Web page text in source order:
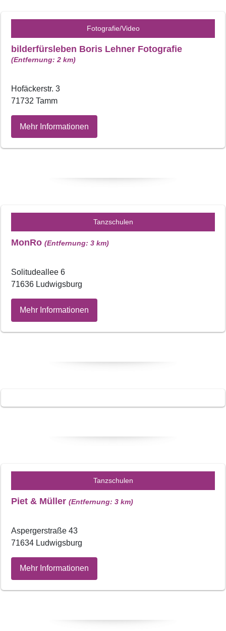
Fotografie/Video
bilderfürsleben Boris Lehner Fotografie
(Entfernung: 2 km)
Hofäckerstr. 3
71732 Tamm
Mehr Informationen
Tanzschulen
MonRo (Entfernung: 3 km)
Solitudeallee 6
71636 Ludwigsburg
Mehr Informationen
Tanzschulen
Piet & Müller (Entfernung: 3 km)
Aspergerstraße 43
71634 Ludwigsburg
Mehr Informationen